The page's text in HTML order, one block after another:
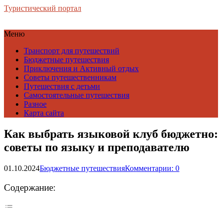
Туристический портал
Меню
Транспорт для путешествий
Бюджетные путешествия
Приключения и Активный отдых
Советы путешественникам
Путешествия с детьми
Самостоятельные путешествия
Разное
Карта сайта
Как выбрать языковой клуб бюджетно:
советы по языку и преподавателю
01.10.2024Бюджетные путешествияКомментарии: 0
Содержание: